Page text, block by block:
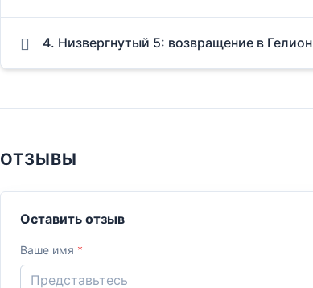
4. Низвергнутый 5: возвращение в Гелион
ОТЗЫВЫ
Оставить отзыв
Ваше имя *